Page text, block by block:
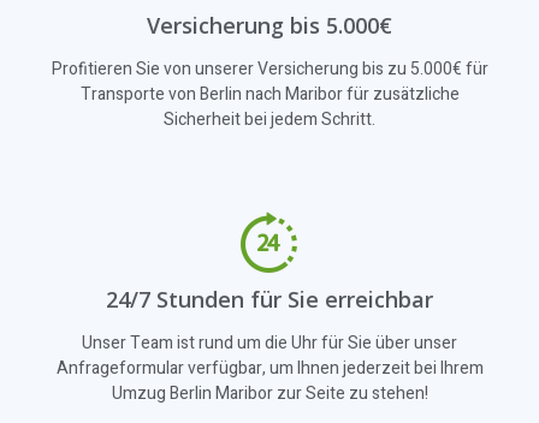
Versicherung bis 5.000€
Profitieren Sie von unserer Versicherung bis zu 5.000€ für
Transporte von Berlin nach Maribor für zusätzliche
Sicherheit bei jedem Schritt.
24/7 Stunden für Sie erreichbar
Unser Team ist rund um die Uhr für Sie über unser
Anfrageformular verfügbar, um Ihnen jederzeit bei Ihrem
Umzug Berlin Maribor zur Seite zu stehen!